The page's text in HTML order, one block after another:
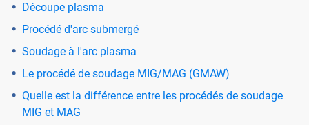
Découpe plasma
Procédé d'arc submergé
Soudage à l'arc plasma
Le procédé de soudage MIG/MAG (GMAW)
Quelle est la différence entre les procédés de soudage
MIG et MAG